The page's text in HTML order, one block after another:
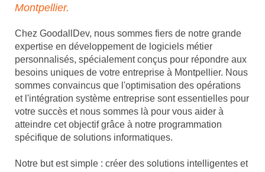
Montpellier.
Chez GoodallDev, nous sommes fiers de notre grande
expertise en développement de logiciels métier
personnalisés, spécialement conçus pour répondre aux
besoins uniques de votre entreprise à Montpellier. Nous
sommes convaincus que l'optimisation des opérations
et l'intégration système entreprise sont essentielles pour
votre succès et nous sommes là pour vous aider à
atteindre cet objectif grâce à notre programmation
spécifique de solutions informatiques.
Notre but est simple : créer des solutions intelligentes et